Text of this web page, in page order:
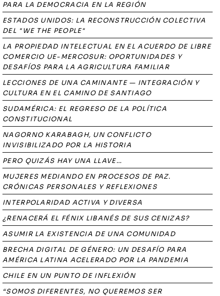
PARA LA DEMOCRACIA EN LA REGIÓN
ESTADOS UNIDOS: LA RECONSTRUCCIÓN COLECTIVA
DEL "WE THE PEOPLE"
LA PROPIEDAD INTELECTUAL EN EL ACUERDO DE LIBRE
COMERCIO UE-MERCOSUR: OPORTUNIDADES Y
DESAFÍOS PARA LA AGRICULTURA FAMILIAR
LECCIONES DE UNA CAMINANTE — INTEGRACIÓN Y
CULTURA EN EL CAMINO DE SANTIAGO
SUDAMÉRICA: EL REGRESO DE LA POLÍTICA
CONSTITUCIONAL
NAGORNO KARABAGH, UN CONFLICTO
INVISIBILIZADO POR LA HISTORIA
PERO QUIZÁS HAY UNA LLAVE…
MUJERES MEDIANDO EN PROCESOS DE PAZ.
CRÓNICAS PERSONALES Y REFLEXIONES
INTERPOLARIDAD ACTIVA Y DIVERSA
¿RENACERÁ EL FÉNIX LIBANÉS DE SUS CENIZAS?
ASUMIR LA EXISTENCIA DE UNA COMUNIDAD
BRECHA DIGITAL DE GÉNERO: UN DESAFÍO PARA
AMÉRICA LATINA ACELERADO POR LA PANDEMIA
CHILE EN UN PUNTO DE INFLEXIÓN
“SOMOS DIFERENTES, NO QUEREMOS SER